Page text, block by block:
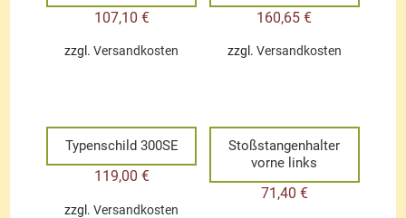
107,10 €
zzgl.Versandkosten
160,65€
zzgl. Versandkosten
Typenschild 300SE
119,00 €
zzgl.Versandkosten
Stoßstangenhalter
vorne links
71,40 €